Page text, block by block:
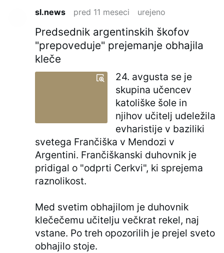
sl.news pred 11 meseci urejeno
Predsednik argentinskih škofov
"prepoveduje" prejemanje obhajila
kleče
24. avgusta se je
skupina učencev
katoliške šole in
njihov učitelj udeležila
evharistije v baziliki
svetega Frančiška v Mendozi v
Argentini. Frančiškanski duhovnik je
pridigal o "odprti Cerkvi", ki sprejema
raznolikost.
Med svetim obhajilom je duhovnik
klečečemu učitelju večkrat rekel, naj
vstane. Po treh opozorilih je prejel sveto
obhajilo stoje.